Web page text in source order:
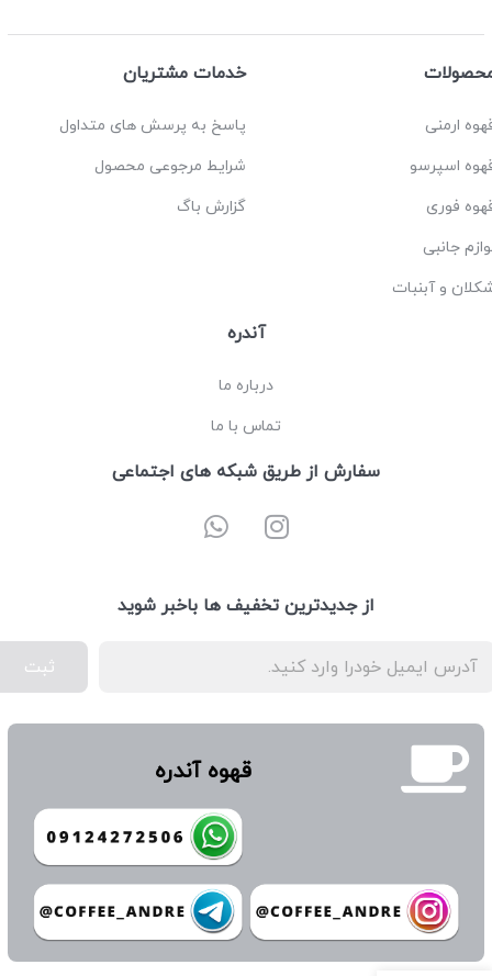
ارمنی
اسپرسو
فوری
جانبی
و آبنبات
خدمات مشتریان
پاسخ به پرسش های متداول
شرایط مرجوعی محصول
گزارش باگ
آندره
درباره ما
تماس با ما
سفارش از طریق شبکه های اجتماعی
از جدیدترین تخفیف ها باخبر شوید
ثبت
قهوه آندره